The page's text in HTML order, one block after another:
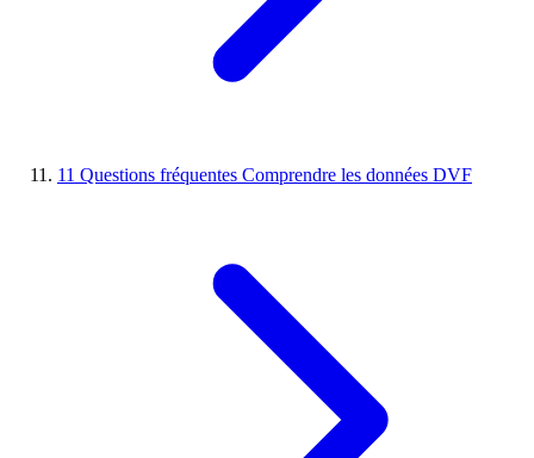
11 Questions fréquentes Comprendre les données DVF